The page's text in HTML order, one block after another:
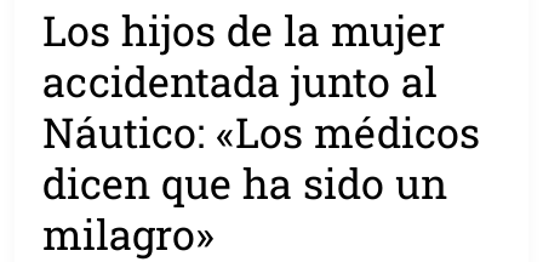
Los hijos de la mujer
accidentada junto al
Náutico: «Los médicos
dicen que ha sido un
milagro»